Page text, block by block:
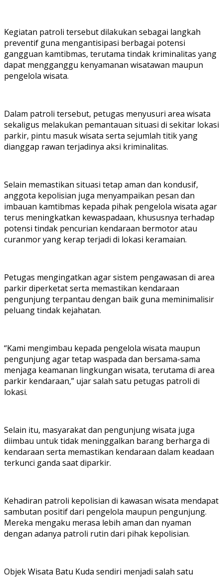
Kegiatan patroli tersebut dilakukan sebagai langkah
preventif guna mengantisipasi berbagai potensi
gangguan kamtibmas, terutama tindak kriminalitas yang
dapat mengganggu kenyamanan wisatawan maupun
pengelola wisata.
Dalam patroli tersebut, petugas menyusuri area wisata
sekaligus melakukan pemantauan situasi di sekitar lokasi
parkir, pintu masuk wisata serta sejumlah titik yang
dianggap rawan terjadinya aksi kriminalitas.
Selain memastikan situasi tetap aman dan kondusif,
anggota kepolisian juga menyampaikan pesan dan
imbauan kamtibmas kepada pihak pengelola wisata agar
terus meningkatkan kewaspadaan, khususnya terhadap
potensi tindak pencurian kendaraan bermotor atau
curanmor yang kerap terjadi di lokasi keramaian.
Petugas mengingatkan agar sistem pengawasan di area
parkir diperketat serta memastikan kendaraan
pengunjung terpantau dengan baik guna meminimalisir
peluang tindak kejahatan.
“Kami mengimbau kepada pengelola wisata maupun
pengunjung agar tetap waspada dan bersama-sama
menjaga keamanan lingkungan wisata, terutama di area
parkir kendaraan,” ujar salah satu petugas patroli di
lokasi.
Selain itu, masyarakat dan pengunjung wisata juga
diimbau untuk tidak meninggalkan barang berharga di
kendaraan serta memastikan kendaraan dalam keadaan
terkunci ganda saat diparkir.
Kehadiran patroli kepolisian di kawasan wisata mendapat
sambutan positif dari pengelola maupun pengunjung.
Mereka mengaku merasa lebih aman dan nyaman
dengan adanya patroli rutin dari pihak kepolisian.
Objek Wisata Batu Kuda sendiri menjadi salah satu